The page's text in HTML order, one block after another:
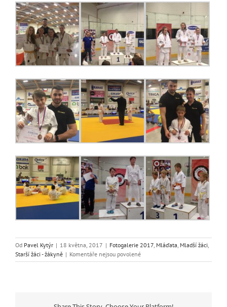
Od Pavel Kytýr | 18 května, 2017 | Fotogalerie 2017, Mláďata, Mladší žáci,
Starší žáci - žákyně | Komentáře nejsou povolenéu
textu